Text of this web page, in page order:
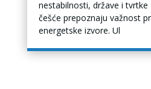
nestabilnosti, države i
češće prepoznaju važnost
energetske izvore. Ul